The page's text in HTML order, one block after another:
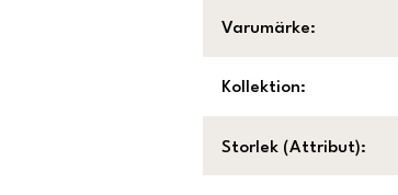
Varumärke:
Kollektion:
Storlek (Attribut):